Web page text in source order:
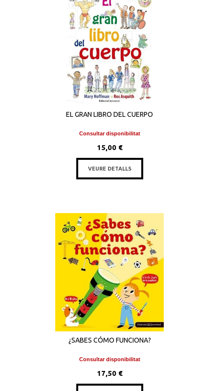
EL GRAN LIBRO DEL CUERPO
Consultar disponibilitat
15,00 €
VEURE DETALLS
¿SABES CÓMO FUNCIONA?
Consultar disponibilitat
17,50 €